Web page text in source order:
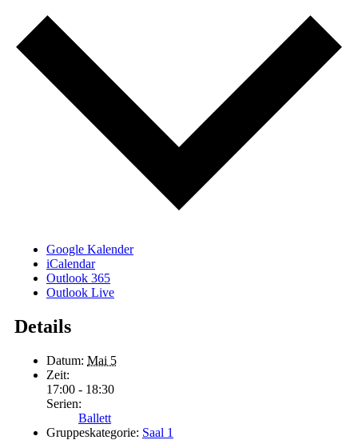
Google Kalender
iCalendar
Outlook 365
Outlook Live
Details
Datum: Mai 5
Zeit:
17:00 - 18:30
Serien:
Ballett
Gruppeskategorie: Saal 1